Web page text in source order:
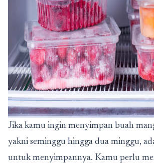
Jika kamu ingin menyimpan buah
yakni seminggu hingga dua minggu,
untuk menyimpannya. Kamu perlu